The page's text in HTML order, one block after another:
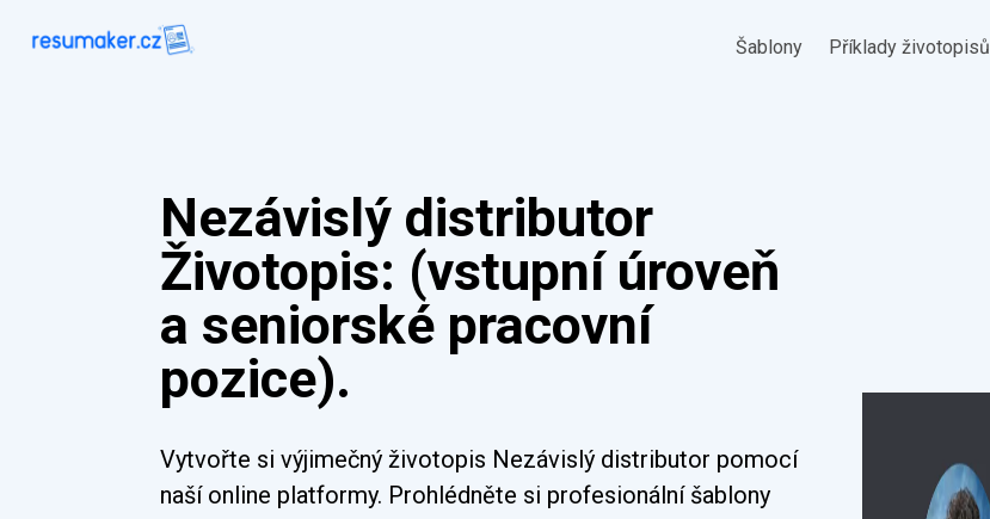
Šablony Příklady životopisů
Nezávislý distributor
Životopis: (vstupní úroveň
a seniorské pracovní
pozice).
Vytvořte si výjimečný životopis Nezávislý distributor pomocí
naší online platformy. Prohlédněte si profesionální šablony